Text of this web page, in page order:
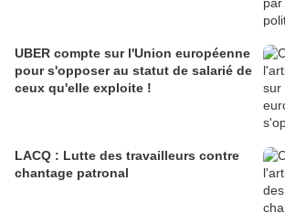
UBER compte sur l'Union européenne
pour s'opposer au statut de salarié de
ceux qu'elle exploite !
LACQ : Lutte des travailleurs contre
chantage patronal